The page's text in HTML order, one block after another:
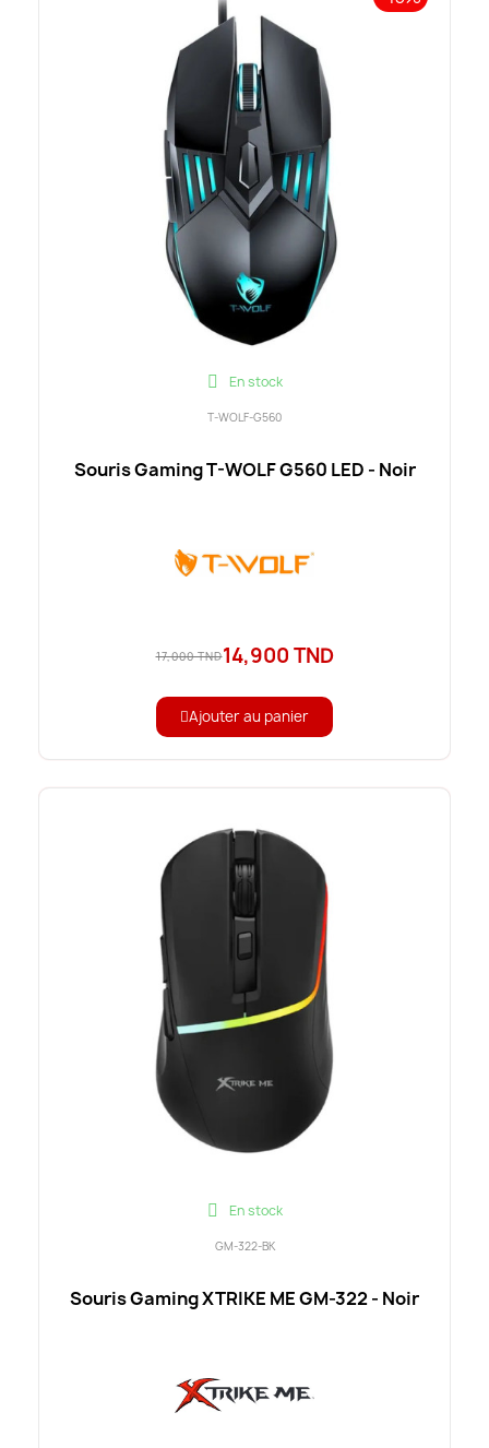
En stock
T-WOLF-G560
Souris Gaming T-WOLF G560 LED - Noir
17,000 TND14,900 TND
Ajouter au panier
En stock
GM-322-BK
Souris Gaming XTRIKE ME GM-322 - Noir